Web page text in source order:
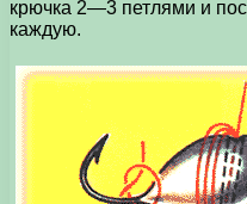
крючка 2—3 петлями и
каждую.